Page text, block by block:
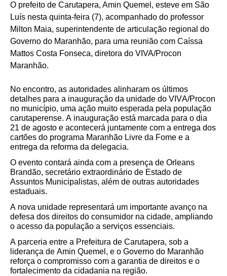
O prefeito de Carutapera, Amin Quemel, esteve em São
Luís nesta quinta-feira (7), acompanhado do professor
Milton Maia, superintendente de articulação regional do
Governo do Maranhão, para uma reunião com Caíssa
Mattos Costa Fonseca, diretora do VIVA/Procon
Maranhão.
No encontro, as autoridades alinharam os últimos
detalhes para a inauguração da unidade do VIVA/Procon
no município, uma ação muito esperada pela população
carutaperense. A inauguração está marcada para o dia
21 de agosto e acontecerá juntamente com a entrega dos
cartões do programa Maranhão Livre da Fome e a
entrega da reforma da delegacia.
O evento contará ainda com a presença de Orleans
Brandão, secretário extraordinário de Estado de
Assuntos Municipalistas, além de outras autoridades
estaduais.
A nova unidade representará um importante avanço na
defesa dos direitos do consumidor na cidade, ampliando
o acesso da população a serviços essenciais.
A parceria entre a Prefeitura de Carutapera, sob a
liderança de Amin Quemel, e o Governo do Maranhão
reforça o compromisso com a garantia de direitos e o
fortalecimento da cidadania na região.